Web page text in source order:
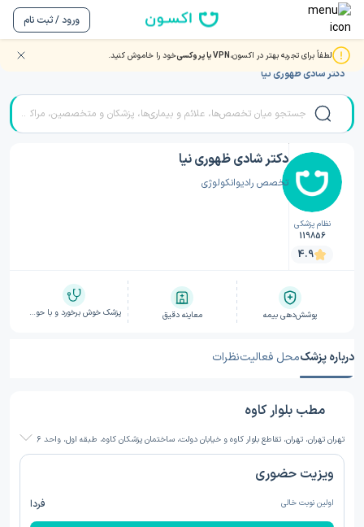
ورود / ثبت نام
لطفاً برای تجربه بهتر در اکسون،VPN یا پروکسی خود را خاموش کنید. صفحه اصلی/دکتر پرتودرمانی (رادیوتراپی)/دکتر پرتودرمانی (رادیوتراپی) تهران
دکتر شادی ظهوری نیا
نظام پزشکی
119856
4.9
دکتر شادی ظهوری نیا
تخصص رادیوانکولوژی
پوشش‌دهی بیمه معاینه دقیق پزشک خوش برخورد و با حوصله
درباره پزشکمحل فعالیتنظرات
مطب بلوار کاوه
تهران تهران، تهران، تقاطع بلوار کاوه و خیابان دولت، ساختمان پزشکان کاوه، طبقه اول، واحد 6
ویزیت حضوری
اولین نوبت خالی فردا